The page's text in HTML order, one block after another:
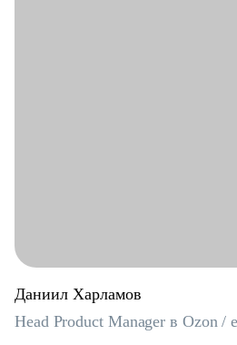
Даниил Харламов
Head Product Manager в Ozon /